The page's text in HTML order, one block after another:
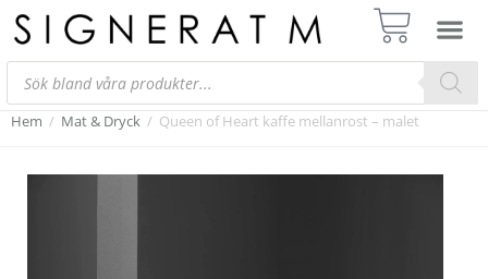
Hem / Mat & Dryck / Queen of Heart kaffe mellanrost – malet